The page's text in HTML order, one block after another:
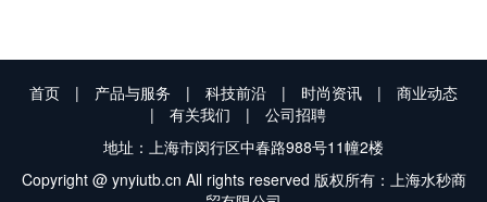
首页 | 产品与服务 | 科技前沿 | 时尚资讯 |
商业动态
|
有关我们 |
公司招聘
地址：上海市闵行区中春路988号11幢2楼
Copyright @ ynyiutb.cn All rights reserved 版权所有：上海水秒商